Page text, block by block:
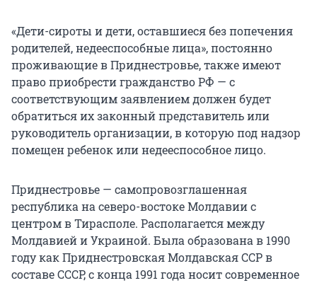
«Дети-сироты и дети, оставшиеся без попечения
родителей, недееспособные лица», постоянно
проживающие в Приднестровье, также имеют
право приобрести гражданство РФ — с
соответствующим заявлением должен будет
обратиться их законный представитель или
руководитель организации, в которую под надзор
помещен ребенок или недееспособное лицо.
Приднестровье — самопровозглашенная
республика на северо-востоке Молдавии с
центром в Тирасполе. Располагается между
Молдавией и Украиной. Была образована в 1990
году как Приднестровская Молдавская ССР в
составе СССР, с конца 1991 года носит современное